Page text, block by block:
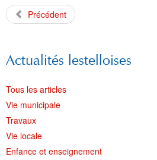
Précédent
Actualités lestelloises
Tous les articles
Vie municipale
Travaux
Vie locale
Enfance et enseignement